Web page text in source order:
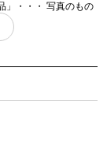
」・・・ 写真のもの